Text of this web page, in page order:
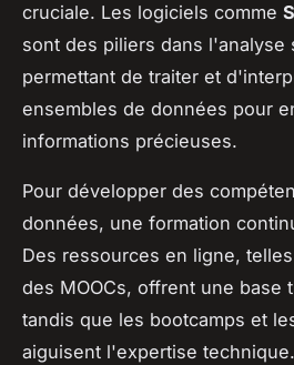
cruciale. Les logiciels comme
sont des piliers dans l'analyse
permettant de traiter et
ensembles de données pour
informations précieuses.
Pour développer des
données, une formation
Des ressources en ligne,
des MOOCs, offrent une base
tandis que les bootcamps et
aiguisent l'expertise technique.